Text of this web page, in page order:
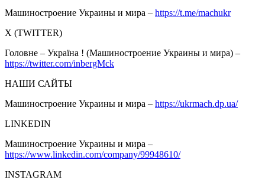
Машиностроение Украины и мира – https://t.me/machukr
Х (TWITTER)
Головне – Україна ! (Машиностроение Украины и мира) –
https://twitter.com/inbergMck
НАШИ САЙТЫ
Машиностроение Украины и мира – https://ukrmach.dp.ua/
LINKEDIN
Машиностроение Украины и мира –
https://www.linkedin.com/company/99948610/
INSTAGRAM